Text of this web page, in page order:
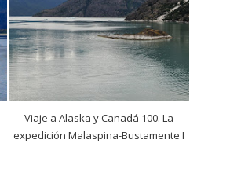
Viaje a Alaska y Canadá 100. La
expedición Malaspina-Bustamente I